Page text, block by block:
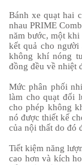
Bánh xe quạt hai
nhau PRIME
năm bước, một khi
kết quả cho người
không khí nóng
đồng đều về nhiệt
Mức phân phối
làm cho quạt đối
cho phép không
nó được thiết kế
của nội thất do đó
Tiết kiệm năng
cao hơn và kích